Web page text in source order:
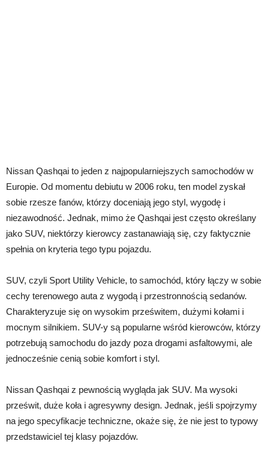
Nissan Qashqai to jeden z najpopularniejszych samochodów w
Europie. Od momentu debiutu w 2006 roku, ten model zyskał
sobie rzesze fanów, którzy doceniają jego styl, wygodę i
niezawodność. Jednak, mimo że Qashqai jest często określany
jako SUV, niektórzy kierowcy zastanawiają się, czy faktycznie
spełnia on kryteria tego typu pojazdu.
SUV, czyli Sport Utility Vehicle, to samochód, który łączy w sobie
cechy terenowego auta z wygodą i przestronnością sedanów.
Charakteryzuje się on wysokim prześwitem, dużymi kołami i
mocnym silnikiem. SUV-y są popularne wśród kierowców, którzy
potrzebują samochodu do jazdy poza drogami asfaltowymi, ale
jednocześnie cenią sobie komfort i styl.
Nissan Qashqai z pewnością wygląda jak SUV. Ma wysoki
prześwit, duże koła i agresywny design. Jednak, jeśli spojrzymy
na jego specyfikacje techniczne, okaże się, że nie jest to typowy
przedstawiciel tej klasy pojazdów.